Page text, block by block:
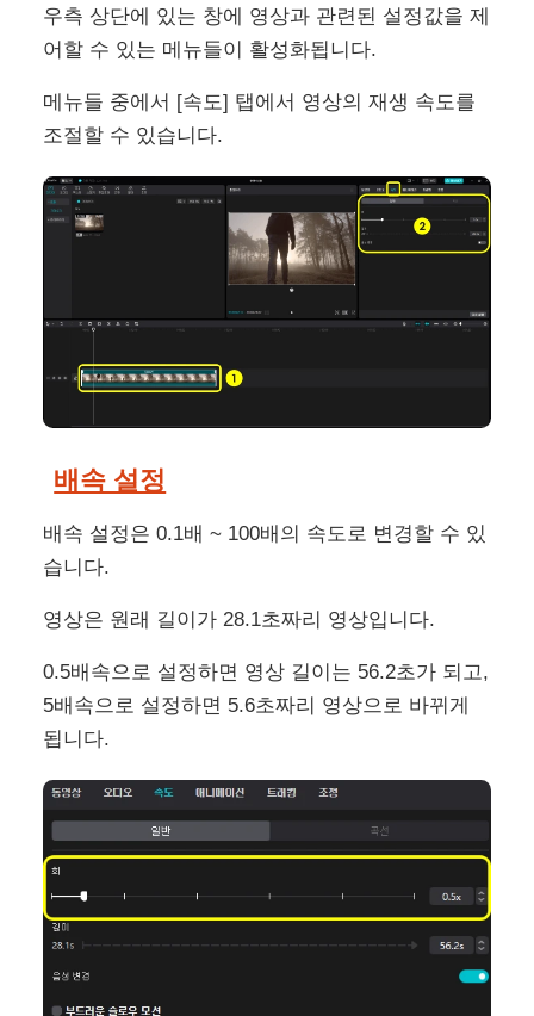
우측 상단에 있는 창에 영상과 관련된 설정값을 제
어할 수 있는 메뉴들이 활성화됩니다.
메뉴들 중에서 [속도] 탭에서 영상의 재생 속도를
조절할 수 있습니다.
배속 설정
배속 설정은 0.1배 ~ 100배의 속도로 변경할 수 있
습니다.
영상은 원래 길이가 28.1초짜리 영상입니다.
0.5배속으로 설정하면 영상 길이는 56.2초가 되고,
5배속으로 설정하면 5.6초짜리 영상으로 바뀌게
됩니다.